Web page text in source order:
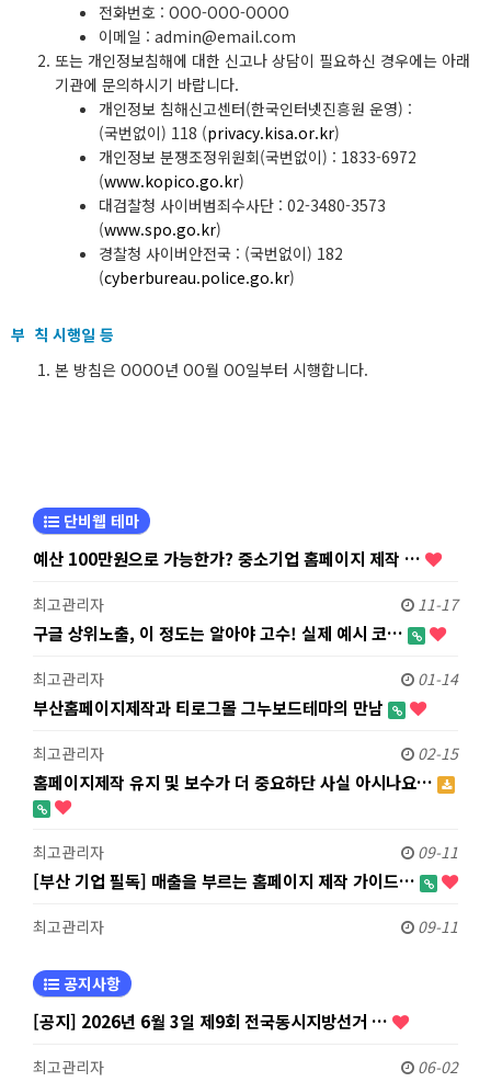
전화번호 : OOO-OOO-OOOO
이메일 : admin@email.com
또는 개인정보침해에 대한 신고나 상담이 필요하신 경우에는 아래
기관에 문의하시기 바랍니다.
개인정보 침해신고센터(한국인터넷진흥원 운영) :
(국번없이) 118 (privacy.kisa.or.kr)
개인정보 분쟁조정위원회(국번없이) : 1833-6972
(www.kopico.go.kr)
대검찰청 사이버범죄수사단 : 02-3480-3573
(www.spo.go.kr)
경찰청 사이버안전국 : (국번없이) 182
(cyberbureau.police.go.kr)
부 칙 시행일 등
본 방침은 OOOO년 OO월 OO일부터 시행합니다.
단비웹 테마
예산 100만원으로 가능한가? 중소기업 홈페이지 제작 …
최고관리자 11-17
구글 상위노출, 이 정도는 알아야 고수! 실제 예시 코…
최고관리자 01-14
부산홈페이지제작과 티로그몰 그누보드테마의 만남
최고관리자 02-15
홈페이지제작 유지 및 보수가 더 중요하단 사실 아시나요…
최고관리자 09-11
[부산 기업 필독] 매출을 부르는 홈페이지 제작 가이드…
최고관리자 09-11
공지사항
[공지] 2026년 6월 3일 제9회 전국동시지방선거 …
최고관리자 06-02